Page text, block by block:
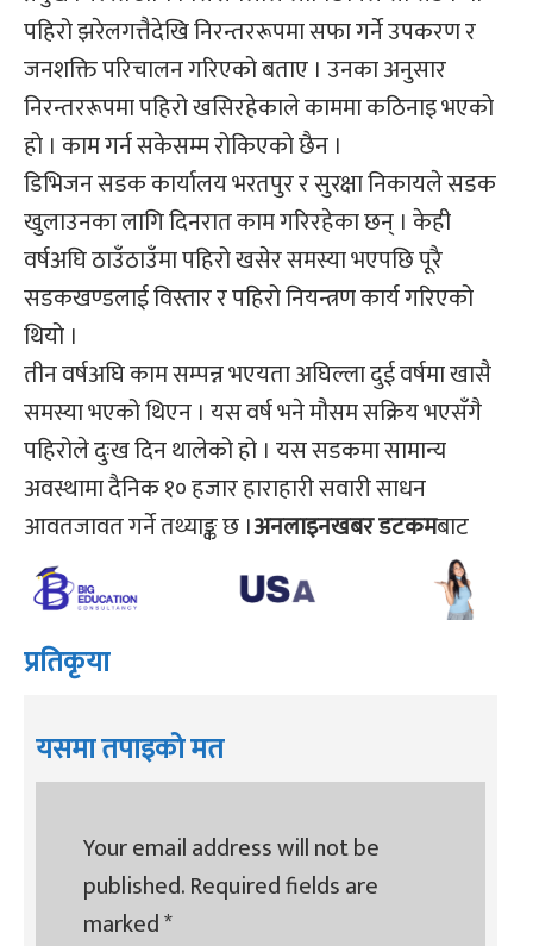
पहिरो झरेलगत्तैदेखि निरन्तररूपमा सफा गर्ने उपकरण र
जनशक्ति परिचालन गरिएको बताए । उनका अनुसार
निरन्तररूपमा पहिरो खसिरहेकाले काममा कठिनाइ भएको
हो । काम गर्न सकेसम्म रोकिएको छैन ।
डिभिजन सडक कार्यालय भरतपुर र सुरक्षा निकायले सडक
खुलाउनका लागि दिनरात काम गरिरहेका छन् । केही
वर्षअघि ठाउँठाउँमा पहिरो खसेर समस्या भएपछि पूरै
सडकखण्डलाई विस्तार र पहिरो नियन्त्रण कार्य गरिएको
थियो ।
तीन वर्षअघि काम सम्पन्न भएयता अघिल्ला दुई वर्षमा खासै
समस्या भएको थिएन । यस वर्ष भने मौसम सक्रिय भएसँगै
पहिरोले दुःख दिन थालेको हो । यस सडकमा सामान्य
अवस्थामा दैनिक १० हजार हाराहारी सवारी साधन
आवतजावत गर्ने तथ्याङ्क छ ।अनलाइनखबरडटकमबाट
प्रतिकृया
यसमा तपाइको मत
Your email address will not be
published.Required fields are
marked*